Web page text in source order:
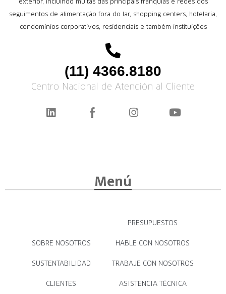
seguimentos de alimentação fora do lar, shopping centers, hotelaria,
condomínios corporativos, residenciais e também instituições
(11) 4366.8180
Centro Nacional de Atención al Cliente
Menú
SOBRE NOSOTROS
SUSTENTABILIDAD
CLIENTES
PRESUPUESTOS
HABLE CON NOSOTROS
TRABAJE CON NOSOTROS
ASISTENCIA TÉCNICA